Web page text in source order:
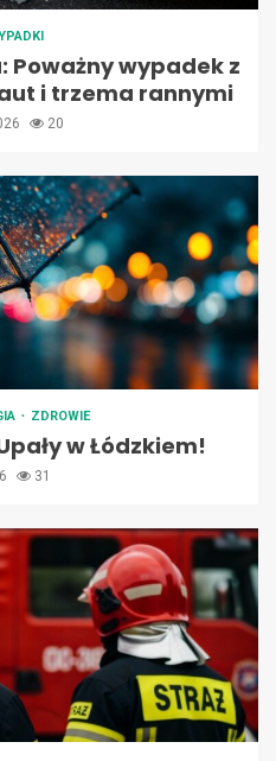
Poważny wypadek z
i trzema rannymi
20
ZDROWIE
w Łódzkiem!
31